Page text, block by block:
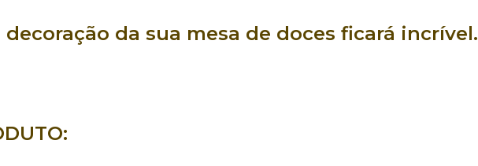
decoração da sua mesa de doces ficará incrível.